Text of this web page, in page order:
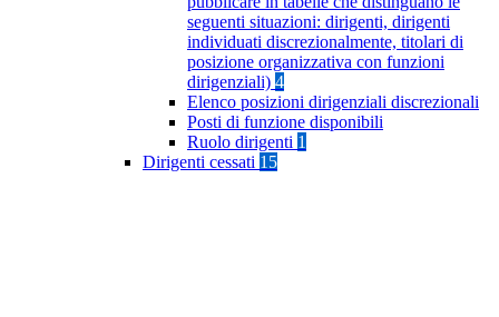
seguenti situazioni: dirigenti, dirigenti
individuati discrezionalmente, titolari di
posizione organizzativa con funzioni
dirigenziali) 4
Elenco posizioni dirigenziali discrezionali
Posti di funzione disponibili
Ruolo dirigenti 1
Dirigenti cessati 15